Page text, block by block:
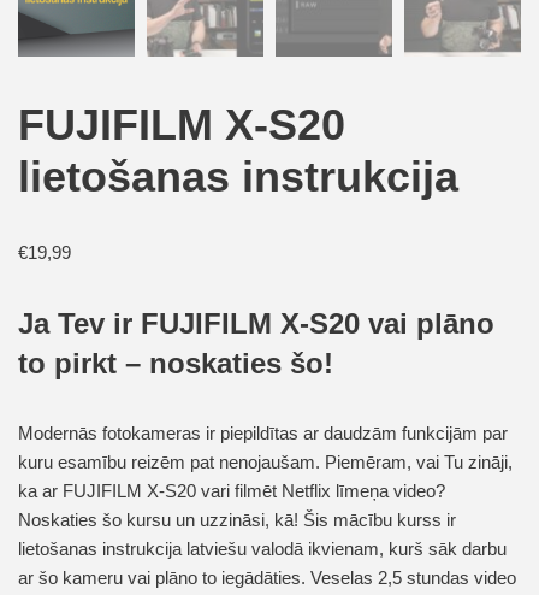
FUJIFILM X-S20
lietošanas instrukcija
€19,99
Ja Tev ir FUJIFILM X-S20 vai plāno
to pirkt – noskaties šo!
Modernās fotokameras ir piepildītas ar daudzām funkcijām par
kuru esamību reizēm pat nenojaušam. Piemēram, vai Tu zināji,
ka ar FUJIFILM X-S20 vari filmēt Netflix līmeņa video?
Noskaties šo kursu un uzzināsi, kā! Šis mācību kurss ir
lietošanas instrukcija latviešu valodā ikvienam, kurš sāk darbu
ar šo kameru vai plāno to iegādāties. Veselas 2,5 stundas video